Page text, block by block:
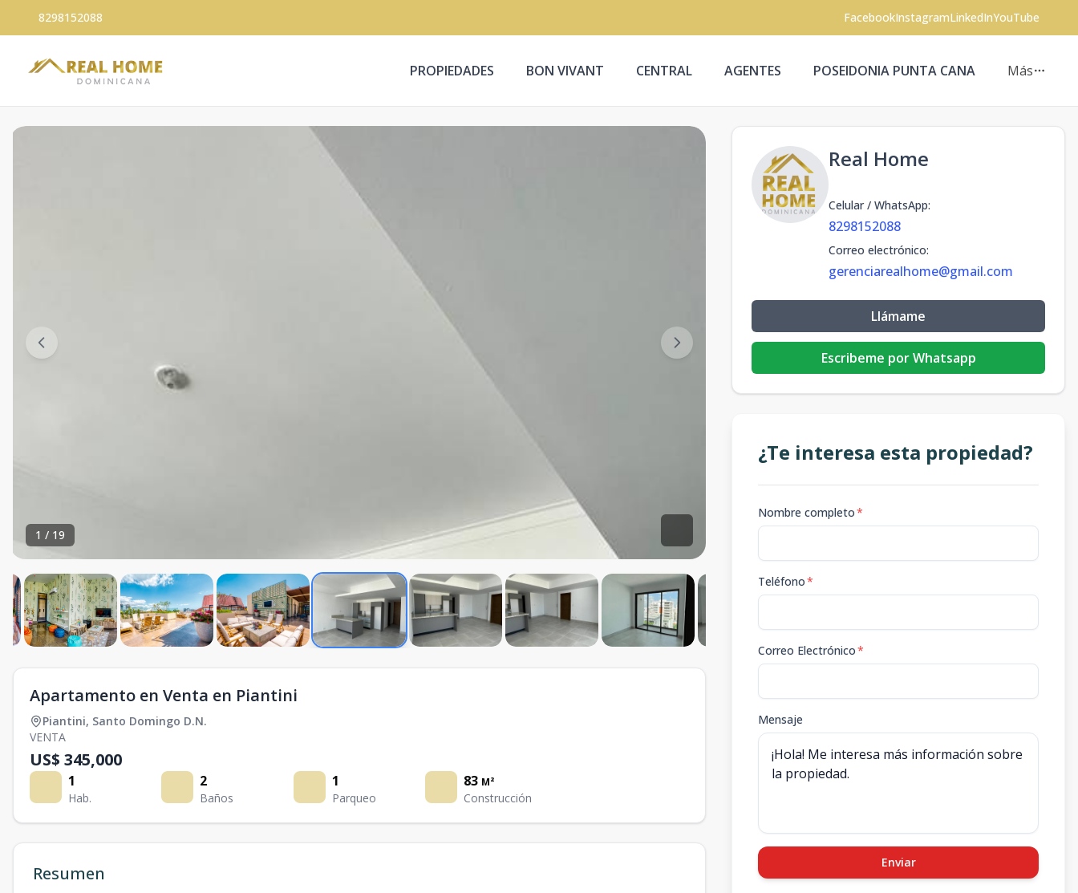
8298152088 FacebookInstagramLinkedInYouTube
PROPIEDADES BON VIVANT CENTRAL AGENTES POSEIDONIA PUNTA CANA Más
1 / 19
Apartamento en Venta en Piantini
Piantini, Santo Domingo D.N.
VENTA
US$ 345,000
1
Hab.
2
Baños
1
Parqueo
83 M²
Construcción
Resumen
Real Home
Celular / WhatsApp:
8298152088
Correo electrónico:
gerenciarealhome@gmail.com
Llámame
Escribeme por Whatsapp
¿Te interesa esta propiedad?
Nombre completo*
Teléfono*
Correo Electrónico*
Mensaje
Enviar